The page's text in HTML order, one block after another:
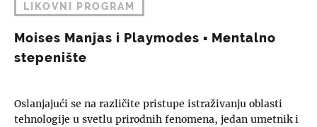
LIKOVNI PROGRAM
Moises Manjas i Playmodes ▪︎ Mentalno
stepenište
Oslanjajući se na različite pristupe istraživanju oblasti
tehnologije u svetlu prirodnih fenomena, jedan umetnik i